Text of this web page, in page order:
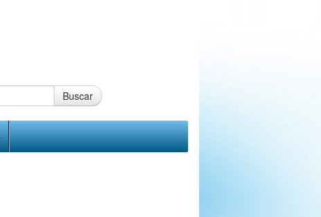
Buscar